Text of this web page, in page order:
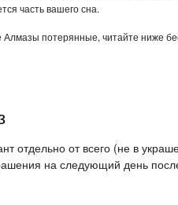
часть вашего сна.
Алмазы потерянные, читайте ниже
отдельно от всего (не в
на следующий день